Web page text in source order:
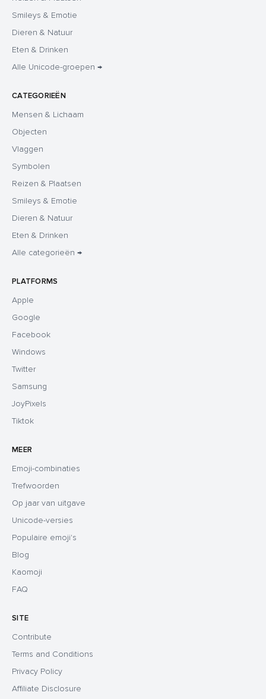
Smileys & Emotie
Dieren & Natuur
Eten & Drinken
Alle Unicode-groepen →
CATEGORIEËN
Mensen & Lichaam
Objecten
Vlaggen
Symbolen
Reizen & Plaatsen
Smileys & Emotie
Dieren & Natuur
Eten & Drinken
Alle categorieën →
PLATFORMS
Apple
Google
Facebook
Windows
Twitter
Samsung
JoyPixels
Tiktok
MEER
Emoji-combinaties
Trefwoorden
Op jaar van uitgave
Unicode-versies
Populaire emoji's
Blog
Kaomoji
FAQ
SITE
Contribute
Terms and Conditions
Privacy Policy
Affiliate Disclosure